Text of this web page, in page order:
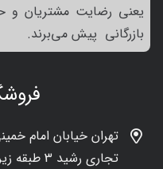
تهران خیابان امام
تجاری رشید 3 طبقه زیر همکف پلاک 12
یعنی رضایت مشتریان و
بازرگانی پیش می‌برند.